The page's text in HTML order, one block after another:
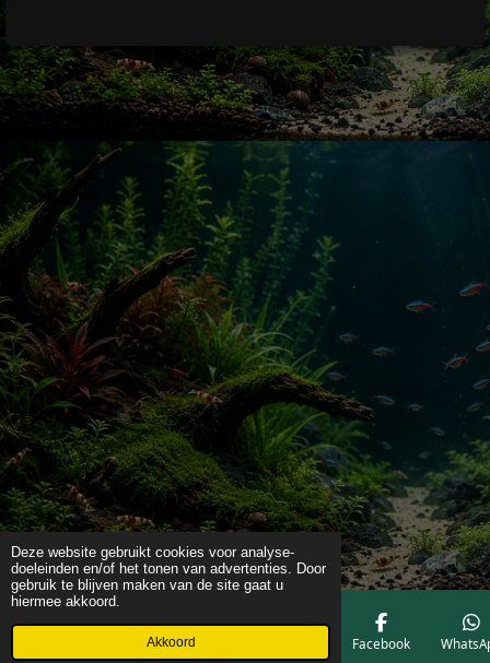
Deze website gebruikt cookies voor analyse-
doeleinden en/of het tonen van advertenties. Door
gebruik te blijven maken van de site gaat u
hiermee akkoord.
Akkoord
Telefoonnummer Facebook